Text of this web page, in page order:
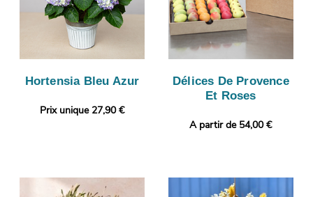
Hortensia Bleu Azur
Prix unique 27,90 €
Délices De Provence
Et Roses
A partir de 54,00 €